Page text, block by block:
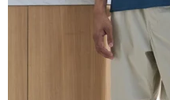
■メーカー型番：TR-9C1275LP